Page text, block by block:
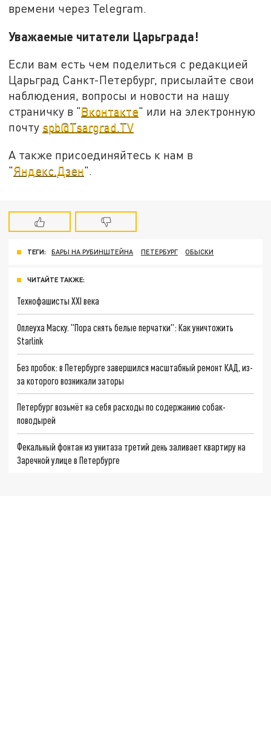
времени через Telegram.
Уважаемые читатели Царьграда!
Если вам есть чем поделиться с редакцией
Царьград Санкт-Петербург, присылайте свои
наблюдения, вопросы и новости на нашу
страничку в "Вконтакте" или на электронную
почту spb@Tsargrad.TV
А также присоединяйтесь к нам в
"Яндекс.Дзен".
ТЕГИ: БАРЫ НА РУБИНШТЕЙНА ПЕТЕРБУРГ ОБЫСКИ
ЧИТАЙТЕ ТАКЖЕ:
Технофашисты XXI века
Оплеуха Маску. "Пора снять белые перчатки": Как уничтожить
Starlink
Без пробок: в Петербурге завершился масштабный ремонт КАД, из-
за которого возникали заторы
Петербург возьмёт на себя расходы по содержанию собак-
поводырей
Фекальный фонтан из унитаза третий день заливает квартиру на
Заречной улице в Петербурге